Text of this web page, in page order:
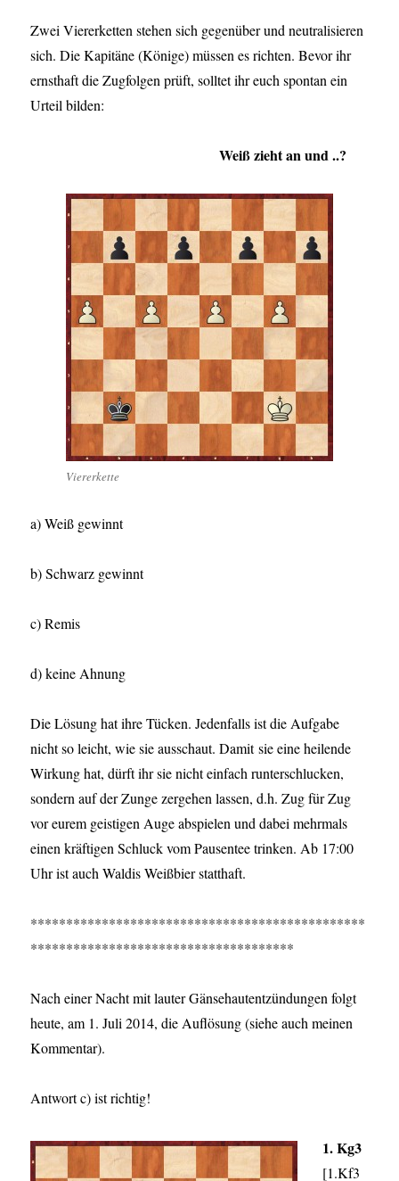
Zwei Viererketten stehen sich gegenüber und neutralisieren
sich. Die Kapitäne (Könige) müssen es richten. Bevor ihr
ernsthaft die Zugfolgen prüft, solltet ihr euch spontan ein
Urteil bilden:
Weiß zieht an und ..?
Viererkette
a) Weiß gewinnt
b) Schwarz gewinnt
c) Remis
d) keine Ahnung
Die Lösung hat ihre Tücken. Jedenfalls ist die Aufgabe
nicht so leicht, wie sie ausschaut. Damit sie eine heilende
Wirkung hat, dürft ihr sie nicht einfach runterschlucken,
sondern auf der Zunge zergehen lassen, d.h. Zug für Zug
vor eurem geistigen Auge abspielen und dabei mehrmals
einen kräftigen Schluck vom Pausentee trinken. Ab 17:00
Uhr ist auch Waldis Weißbier statthaft.
***********************************************
*************************************
Nach einer Nacht mit lauter Gänsehautentzündungen folgt
heute, am 1. Juli 2014, die Auflösung (siehe auch meinen
Kommentar).
Antwort c) ist richtig!
1. Kg3
[1.Kf3